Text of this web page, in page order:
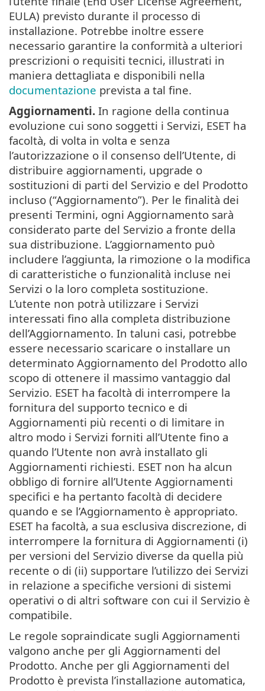
EULA) previsto durante il processo di
installazione. Potrebbe inoltre essere
necessario garantire la conformità a ulteriori
prescrizioni o requisiti tecnici, illustrati in
maniera dettagliata e disponibili nella
documentazione prevista a tal fine.
Aggiornamenti. In ragione della continua
evoluzione cui sono soggetti i Servizi, ESET ha
facoltà, di volta in volta e senza
l’autorizzazione o il consenso dell’Utente, di
distribuire aggiornamenti, upgrade o
sostituzioni di parti del Servizio e del Prodotto
incluso (“Aggiornamento”). Per le finalità dei
presenti Termini, ogni Aggiornamento sarà
considerato parte del Servizio a fronte della
sua distribuzione. L’aggiornamento può
includere l’aggiunta, la rimozione o la modifica
di caratteristiche o funzionalità incluse nei
Servizi o la loro completa sostituzione.
L’utente non potrà utilizzare i Servizi
interessati fino alla completa distribuzione
dell’Aggiornamento. In taluni casi, potrebbe
essere necessario scaricare o installare un
determinato Aggiornamento del Prodotto allo
scopo di ottenere il massimo vantaggio dal
Servizio. ESET ha facoltà di interrompere la
fornitura del supporto tecnico e di
Aggiornamenti più recenti o di limitare in
altro modo i Servizi forniti all’Utente fino a
quando l’Utente non avrà installato gli
Aggiornamenti richiesti. ESET non ha alcun
obbligo di fornire all’Utente Aggiornamenti
specifici e ha pertanto facoltà di decidere
quando e se l’Aggiornamento è appropriato.
ESET ha facoltà, a sua esclusiva discrezione, di
interrompere la fornitura di Aggiornamenti (i)
per versioni del Servizio diverse da quella più
recente o di (ii) supportare l’utilizzo dei Servizi
in relazione a specifiche versioni di sistemi
operativi o di altri software con cui il Servizio è
compatibile.
Le regole sopraindicate sugli Aggiornamenti
valgono anche per gli Aggiornamenti del
Prodotto. Anche per gli Aggiornamenti del
Prodotto è prevista l’installazione automatica,